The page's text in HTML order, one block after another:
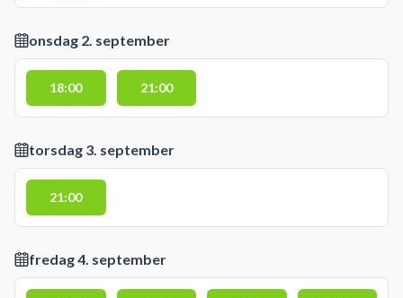
onsdag 2. september
18:00 21:00
torsdag 3. september
21:00
fredag 4. september